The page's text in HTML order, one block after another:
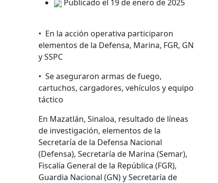
Publicado el 19 de enero de 2025
•⁠ ⁠En la acción operativa participaron
elementos de la Defensa, Marina, FGR, GN
y SSPC
•⁠ ⁠Se aseguraron armas de fuego,
cartuchos, cargadores, vehículos y equipo
táctico
En Mazatlán, Sinaloa, resultado de líneas
de investigación, elementos de la
Secretaría de la Defensa Nacional
(Defensa), Secretaría de Marina (Semar),
Fiscalía General de la República (FGR),
Guardia Nacional (GN) y Secretaría de